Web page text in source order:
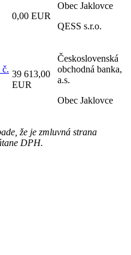
0,00 EUR
Obec Jaklovce
QESS s.r.o.
č. 39 613,00
EUR
Československá
obchodná banka,
a.s.
Obec Jaklovce
že je zmluvná strana
DPH.